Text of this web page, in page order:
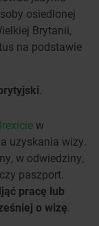
osiedlonej
Brytanii,
na podstawie
.
w
uzyskania wizy.
w odwiedziny,
paszport.
pracę lub
o wizę.